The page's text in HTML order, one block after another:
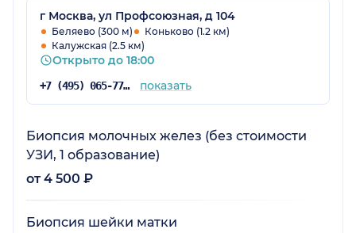
г Москва, ул Профсоюзная, д 104
Беляево (300 м)
Коньково (1.2 км)
Калужская (2.5 км)
Открыто до 18:00
+7 (495) 065-77-81 показать
Биопсия молочных желез (без стоимости
УЗИ, 1 образование)
от 4 500 ₽
Биопсия шейки матки